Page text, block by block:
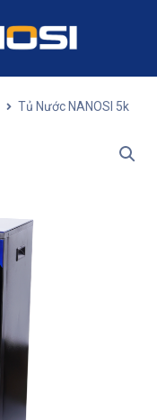
Tủ Nước NANOSI 5k